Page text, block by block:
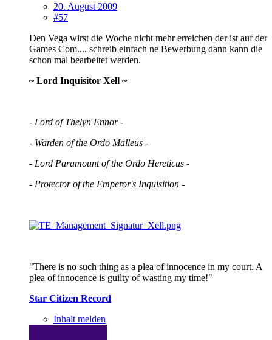
20. August 2009
#57
Den Vega wirst die Woche nicht mehr erreichen der ist auf der
Games Com.... schreib einfach ne Bewerbung dann kann die
schon mal bearbeitet werden.
~ Lord Inquisitor Xell ~
- Lord of Thelyn Ennor -
- Warden of the Ordo Malleus -
- Lord Paramount of the Ordo Hereticus -
- Protector of the Emperor's Inquisition -
"There is no such thing as a plea of innocence in my court. A
plea of innocence is guilty of wasting my time!"
Star Citizen Record
Inhalt melden